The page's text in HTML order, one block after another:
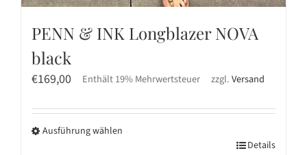
PENN & INK Longblazer NOVA
black
€169,00 Enthält 19% Mehrwertsteuer zzgl.Versand
Ausführung wählen
Details